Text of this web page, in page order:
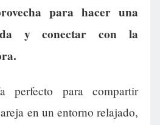
para hacer una
y conectar con la
perfecto para compartir
en un entorno relajado,